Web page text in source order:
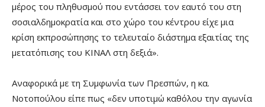
μέρος του πληθυσμού που εντάσσει τον εαυτό του στη
σοσιαλδημοκρατία και στο χώρο του κέντρου είχε μια
κρίση εκπροσώπησης το τελευταίο διάστημα εξαιτίας της
μετατόπισης του ΚΙΝΑΛ στη δεξιά».
Αναφορικά με τη Συμφωνία των Πρεσπών, η κα.
Νοτοπούλου είπε πως «δεν υποτιμώ καθόλου την αγωνία